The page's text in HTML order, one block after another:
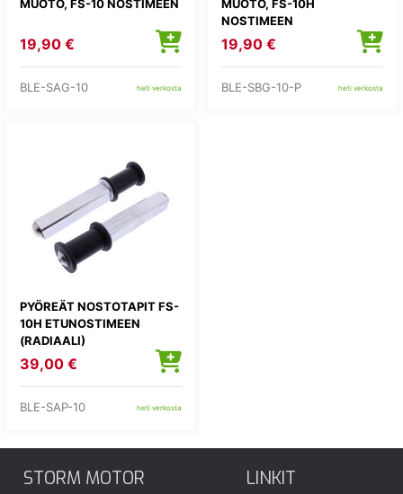
MUOTO, FS-10 NOSTIMEEN
19,90 €
BLE-SAG-10 heti verkosta
MUOTO, FS-10H
NOSTIMEEN
19,90 €
BLE-SBG-10-P heti verkosta
PYÖREÄT NOSTOTAPIT FS-
10H ETUNOSTIMEEN
(RADIAALI)
39,00 €
BLE-SAP-10 heti verkosta
STORM MOTOR LINKIT